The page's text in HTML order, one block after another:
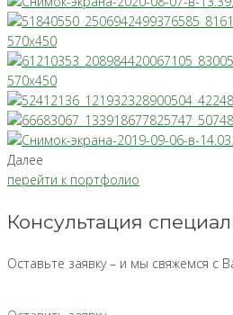
Далее
перейти к портфолио
Консультация
Оставьте заявку – и мы свяжемся с